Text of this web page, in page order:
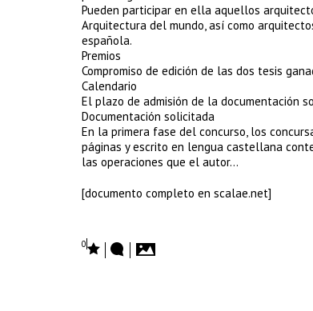
Pueden participar en ella aquellos
Arquitectura del mundo, así como
española.
Premios
Compromiso de edición de las dos tesis
Calendario
El plazo de admisión de la documentación
Documentación solicitada
En la primera fase del concurso, los
páginas y escrito en lengua castellana
las operaciones que el autor…
[documento completo en scalae.net]
0